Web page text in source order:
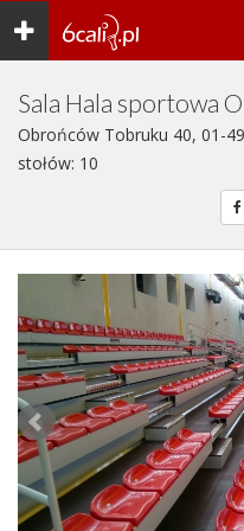
Toggle
navigation
Sala Hala sportowa
Obrońców Tobruku 40, 01-
stołów: 10